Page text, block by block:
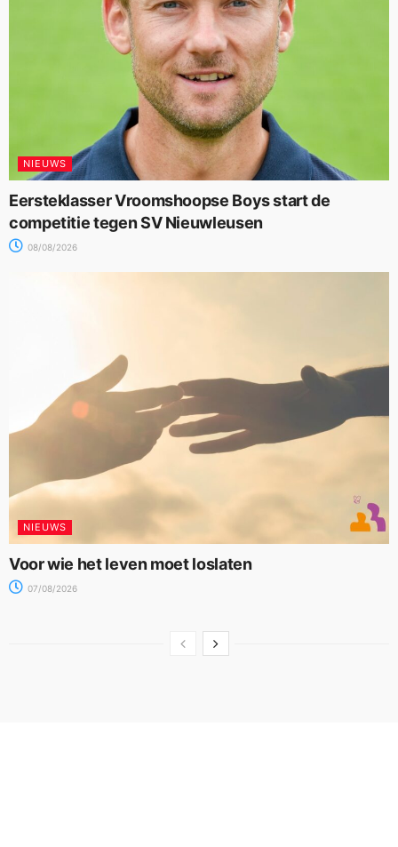
NIEUWS
Eersteklasser Vroomshoopse Boys start de
competitie tegen SV Nieuwleusen
08/08/2026
NIEUWS
Voor wie het leven moet loslaten
07/08/2026